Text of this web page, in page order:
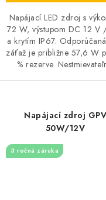
Napájací LED zdroj s
72 W, výstupom DC 12 V
a krytím IP67.
záťaž je približne 57,6 W
% rezerve.
Napájací zdroj GPV
50W/12V
3 ročná záruka